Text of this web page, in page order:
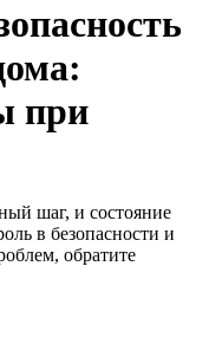
при
шаг, и состояние
в безопасности и
обратите